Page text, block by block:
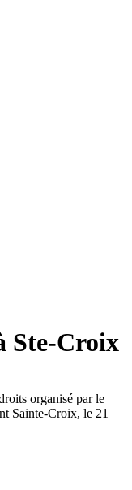
Ste-Croix
organisé par le
Sainte-Croix, le 21